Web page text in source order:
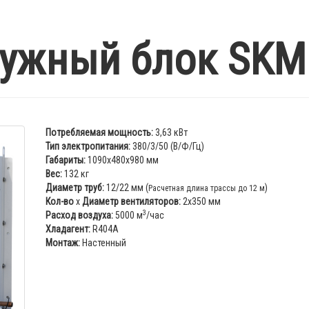
блок
Потребляемая мощность:3,63 кВт
Тип электропитания:380/3/50 (В/Ф/Гц)
Габариты:1090x480x980 мм
Вес:132 кг
Диаметр труб:12/22 мм (Расчетная длина трассы до 12 м)
Кол-воxДиаметр вентиляторов:2х350 мм
Расход воздуха:5000 м3/час
Хладагент:R404A
Монтаж:Настенный